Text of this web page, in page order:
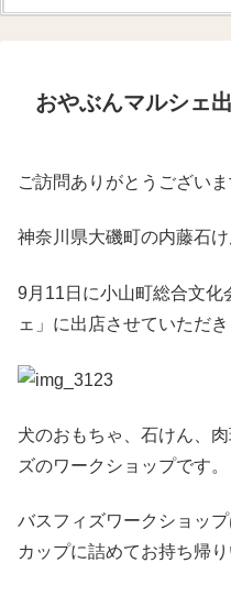
おやぶんマルシェ
ご訪問ありがとうございま
神奈川県大磯町の内藤石け
9月11日に小山町総合文化
ェ」に出店させていただき
犬のおもちゃ、石けん、
ズのワークショップです。
バスフィズワークショッ
カップに詰めてお持ち帰